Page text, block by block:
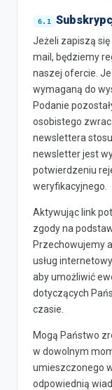
Jeżeli zapiszą
mail, będziemy
naszej ofercie.
wymaganą do
Podanie
osobistego
newslettera
newsletter jest
potwierdzeniu
weryfikacyjnego.
Aktywując link
zgody na
Przechowujemy
usług
aby umożliwić
dotyczących
czasie.
Mogą Państwo
w dowolnym
umieszczonego
odpowiednią